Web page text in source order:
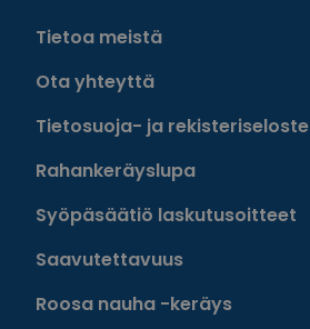
Tietoa meistä
Ota yhteyttä
Tietosuoja- ja rekisteriseloste
Rahankeräyslupa
Syöpäsäätiö laskutusoitteet
Saavutettavuus
Roosa nauha -keräys